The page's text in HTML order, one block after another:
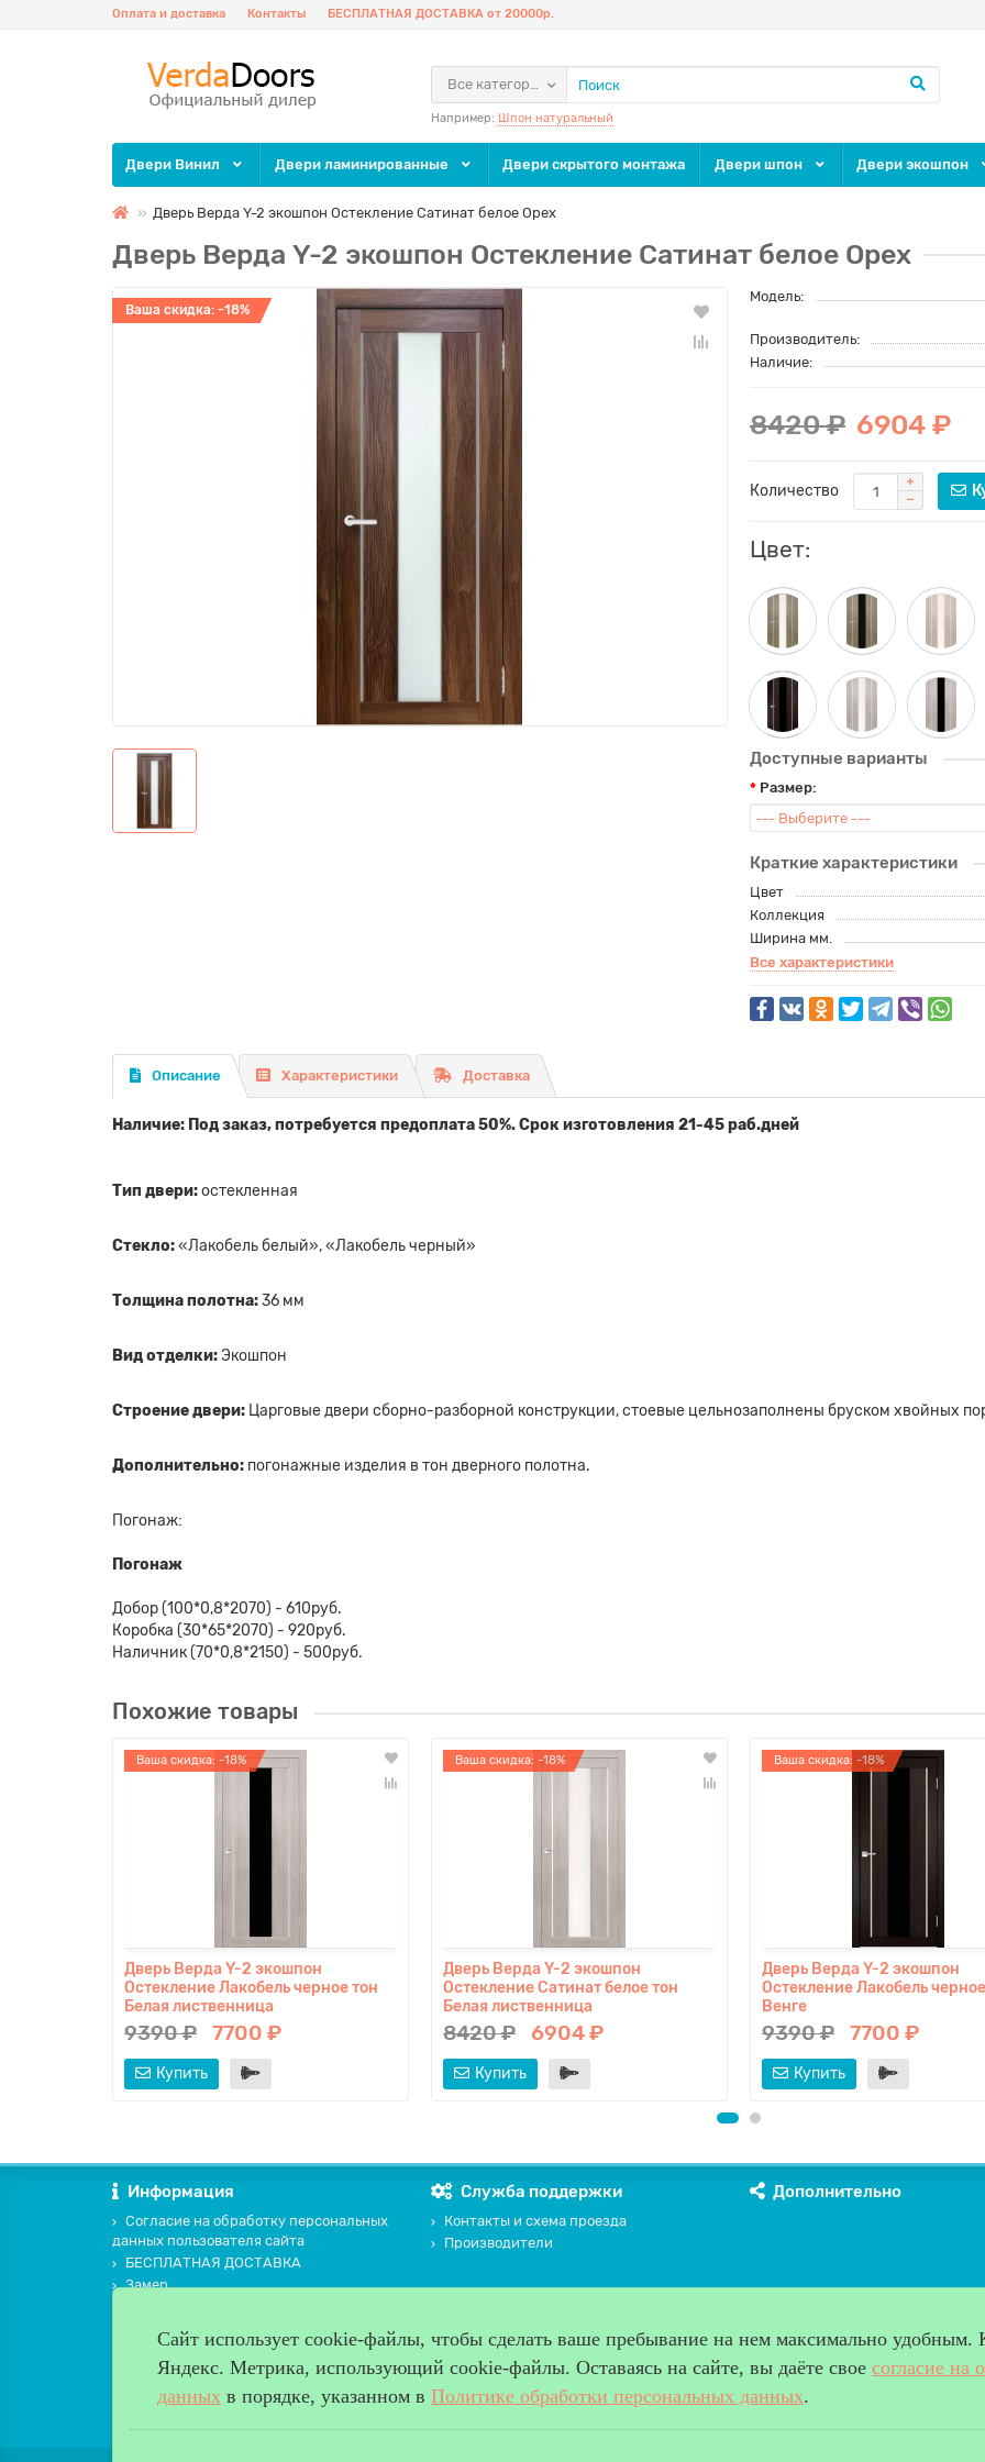
Оплата и доставка Контакты БЕСПЛАТНАЯ ДОСТАВКА от 20000р.
Все категории
Например: Шпон натуральный
Двери Винил Двери ламинированные Двери скрытого монтажа Двери шпон Двери экошпон
Дверь Верда Y-2 экошпон Остекление Сатинат белое Орех
Дверь Верда Y-2 экошпон Остекление Сатинат белое Орех
Ваша скидка: -18%
Модель:
Производитель:
Наличие:
8420 ₽ 6904 ₽
Количество
Цвет:
Доступные варианты
Размер:
Краткие характеристики
Цвет
Коллекция
Ширина мм.
Все характеристики
Описание Характеристики Доставка
Наличие: Под заказ, потребуется предоплата 50%. Срок изготовления 21-45 раб.дней
Тип двери:остекленная
Стекло:«Лакобель белый», «Лакобель черный»
Толщина полотна:36 мм
Вид отделки:Экошпон
Строение двери: Царговые двери сборно-разборной конструкции, стоевые цельнозаполнены бруском хвойных
Дополнительно: погонажные изделия в тон дверного полотна.
Погонаж:
Погонаж
Добор (100*0,8*2070) - 610руб.
Коробка (30*65*2070) - 920руб.
Наличник (70*0,8*2150) - 500руб.
Похожие товары
Ваша скидка: -18%
Дверь Верда Y-2 экошпон
Остекление Лакобель черное тон
Белая лиственница
9390 ₽ 7700 ₽
Купить
Ваша скидка: -18%
Дверь Верда Y-2 экошпон
Остекление Сатинат белое тон
Белая лиственница
8420 ₽ 6904 ₽
Купить
Ваша скидка: -18%
Дверь Верда Y-2 экошпон
Остекление Лакобель
Венге
9390 ₽ 7700 ₽
Купить
Информация
Согласие на обработку персональных
данных пользователя сайта
БЕСПЛАТНАЯ ДОСТАВКА
Замер
ПОЛИТИКА В ОТНОШЕНИИ ОБРАБОТКИ
ПЕРСОНАЛЬНЫХ ДАННЫХ
Памятка покупателю
Служба поддержки
Контакты и схема проезда
Производители
Дополнительно
Мы продаем и устанавливаем двери с 2009года. Все права защищены.
Сайт использует cookie-файлы, чтобы сделать ваше пребывание на нем максимально удобным.
Яндекс. Метрика, использующий cookie-файлы. Оставаясь на сайте, вы даёте свое согласие на
данных в порядке, указанном в Политике обработки персональных данных.